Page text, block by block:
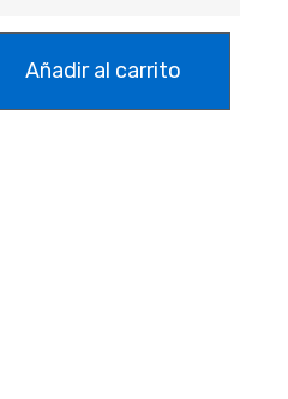
Añadir al carrito